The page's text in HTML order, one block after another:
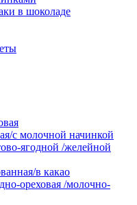
в шоколаде
с молочной начинкой
ягодной /желейной
в какао
ореховая /молочно-